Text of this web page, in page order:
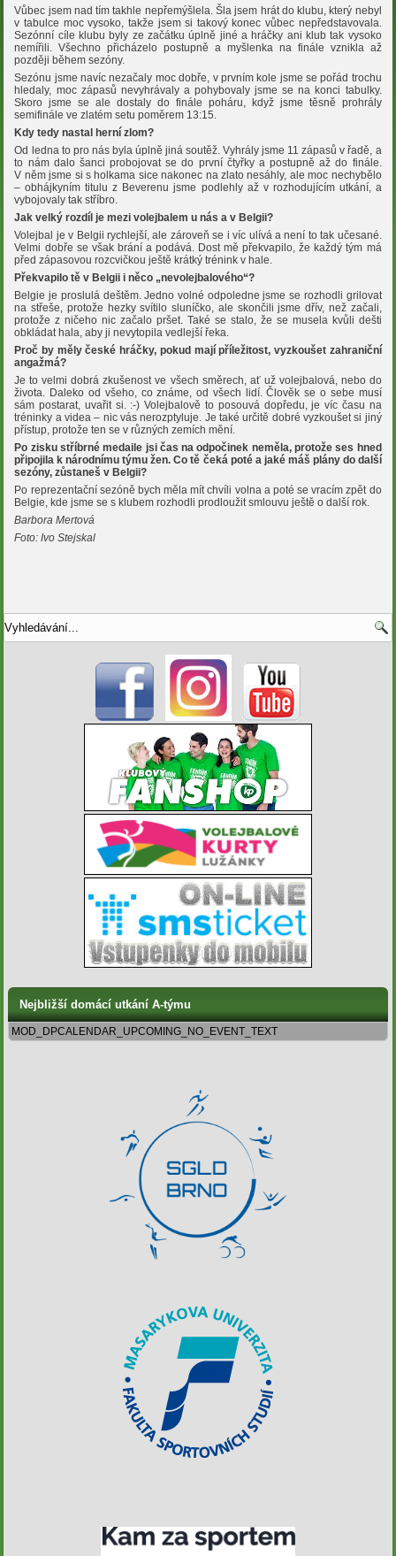
Vůbec jsem nad tím takhle nepřemýšlela. Šla jsem hrát do klubu, který nebyl
v tabulce moc vysoko, takže jsem si takový konec vůbec nepředstavovala.
Sezónní cíle klubu byly ze začátku úplně jiné a hráčky ani klub tak vysoko
nemířili. Všechno přicházelo postupně a myšlenka na finále vznikla až
později během sezóny.
Sezónu jsme navíc nezačaly moc dobře, v prvním kole jsme se pořád trochu
hledaly, moc zápasů nevyhrávaly a pohybovaly jsme se na konci tabulky.
Skoro jsme se ale dostaly do finále poháru, když jsme těsně prohrály
semifinále ve zlatém setu poměrem 13:15.
Kdy tedy nastal herní zlom?
Od ledna to pro nás byla úplně jiná soutěž. Vyhrály jsme 11 zápasů v řadě, a
to nám dalo šanci probojovat se do první čtyřky a postupně až do finále.
V něm jsme si s holkama sice nakonec na zlato nesáhly, ale moc nechybělo
– obhájkyním titulu z Beverenu jsme podlehly až v rozhodujícím utkání, a
vybojovaly tak stříbro.
Jak velký rozdíl je mezi volejbalem u nás a v Belgii?
Volejbal je v Belgii rychlejší, ale zároveň se i víc ulívá a není to tak učesané.
Velmi dobře se však brání a podává. Dost mě překvapilo, že každý tým má
před zápasovou rozcvičkou ještě krátký trénink v hale.
Překvapilo tě v Belgii i něco „nevolejbalového“?
Belgie je proslulá deštěm. Jedno volné odpoledne jsme se rozhodli grilovat
na střeše, protože hezky svítilo sluníčko, ale skončili jsme dřív, než začali,
protože z ničeho nic začalo pršet. Také se stalo, že se musela kvůli dešti
obkládat hala, aby ji nevytopila vedlejší řeka.
Proč by měly české hráčky, pokud mají příležitost, vyzkoušet zahraniční
angažmá?
Je to velmi dobrá zkušenost ve všech směrech, ať už volejbalová, nebo do
života. Daleko od všeho, co známe, od všech lidí. Člověk se o sebe musí
sám postarat, uvařit si. :-) Volejbalově to posouvá dopředu, je víc času na
tréninky a videa – nic vás nerozptyluje. Je také určitě dobré vyzkoušet si jiný
přístup, protože ten se v různých zemích mění.
Po zisku stříbrné medaile jsi čas na odpočinek neměla, protože ses hned
připojila k národnímu týmu žen. Co tě čeká poté a jaké máš plány do další
sezóny, zůstaneš v Belgii?
Po reprezentační sezóně bych měla mít chvíli volna a poté se vracím zpět do
Belgie, kde jsme se s klubem rozhodli prodloužit smlouvu ještě o další rok.
Barbora Mertová
Foto: Ivo Stejskal
Nejbližší domácí utkání A-týmu
MOD_DPCALENDAR_UPCOMING_NO_EVENT_TEXT